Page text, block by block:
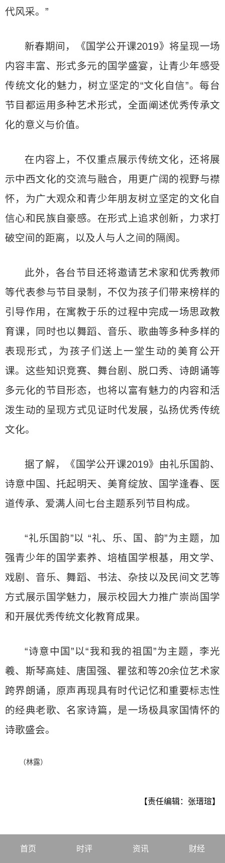
代风采。”
新春期间，《国学公开课2019》将呈现一场
内容丰富、形式多元的国学盛宴，让青少年感受
传统文化的魅力，树立坚定的“文化自信”。每台
节目都运用多种艺术形式，全面阐述优秀传承文
化的意义与价值。
在内容上，不仅重点展示传统文化，还将展
示中西文化的交流与融合，用更广阔的视野与襟
怀，为广大观众和青少年朋友树立坚定的文化自
信心和民族自豪感。在形式上追求创新，力求打
破空间的距离，以及人与人之间的隔阂。
此外，各台节目还将邀请艺术家和优秀教师
等代表参与节目录制，不仅为孩子们带来榜样的
引导作用，在寓教于乐的过程中完成一场思政教
育课，同时也以舞蹈、音乐、歌曲等多种多样的
表现形式，为孩子们送上一堂生动的美育公开
课。这些知识竞赛、舞台剧、脱口秀、诗朗诵等
多元化的节目形态，也将以富有魅力的内容和活
泼生动的呈现方式见证时代发展，弘扬优秀传统
文化。
据了解，《国学公开课2019》由礼乐国韵、
诗意中国、托起明天、美育绽放、国学逢春、医
道传承、爱满人间七台主题系列节目构成。
“礼乐国韵”以 “礼、乐、国、韵”为主题，加
强青少年的国学素养、培植国学根基，用文学、
戏剧、音乐、舞蹈、书法、杂技以及民间文艺等
方式展示国学魅力，展示校园大力推广崇尚国学
和开展优秀传统文化教育成果。
“诗意中国”以“我和我的祖国”为主题，李光
羲、斯琴高娃、唐国强、瞿弦和等20余位艺术家
跨界朗诵，原声再现具有时代记忆和重要标志性
的经典老歌、名家诗篇，是一场极具家国情怀的
诗歌盛会。
（林露）
【责任编辑：张瑨瑄】
首页 时评 资讯 财经